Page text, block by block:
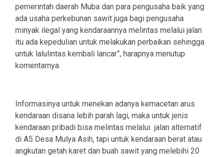
pemerintah daerah Muba dan para pengusaha baik yang
ada usaha perkebunan sawit juga bagi pengusaha
minyak ilegal yang kendaraannya melintas melalui jalan
itu ada kepedulian untuk melakukan perbaikan sehingga
untuk lalulintas kembali lancar”, harapnya menutup
komentarnya.
Informasinya untuk menekan adanya kemacetan arus
kendaraan disana lebih parah lagi, maka untuk jenis
kendaraan pribadi bisa melintas melalui jalan alternatif
di A5 Desa Mulya Asih, tapi untuk kendaraan berat atau
angkutan getah karet dan buah sawit yang melebihi 20